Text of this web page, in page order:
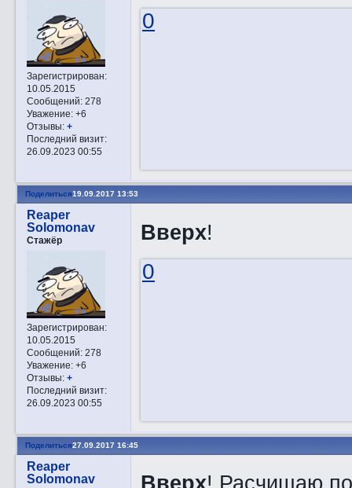
Зарегистрирован:
10.05.2015
Сообщений:278
Уважение: +6
Отзывы: +
Последний визит:
26.09.2023 00:55
0
Поделиться19.09.2017 13:53
Reaper
Solomonav
Стажёр
Зарегистрирован:
10.05.2015
Сообщений:278
Уважение: +6
Отзывы: +
Последний визит:
26.09.2023 00:55
Вверх!
0
Поделиться27.09.2017 16:45
Reaper
Solomonav